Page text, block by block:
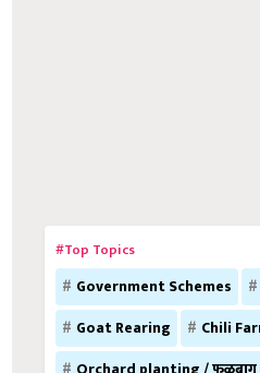
#Top Topics
Government Schemes
Goat Rearing
Chili